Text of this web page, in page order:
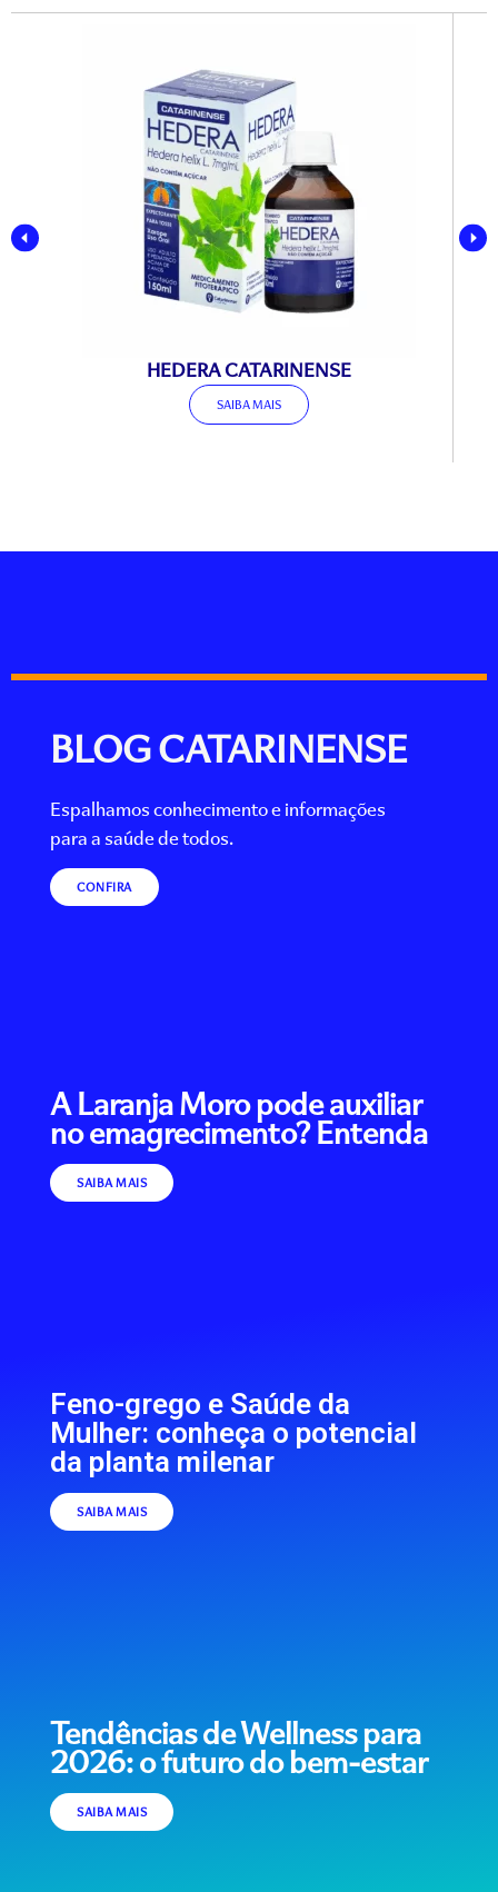
HEDERA CATARINENSE
SAIBA MAIS
BLOG CATARINENSE
Espalhamos conhecimento e informações
para a saúde de todos.
CONFIRA
A Laranja Moro pode auxiliar
no emagrecimento? Entenda
SAIBA MAIS
Feno-grego e Saúde da
Mulher: conheça o potencial
da planta milenar
SAIBA MAIS
Tendências de Wellness para
2026: o futuro do bem-estar
SAIBA MAIS